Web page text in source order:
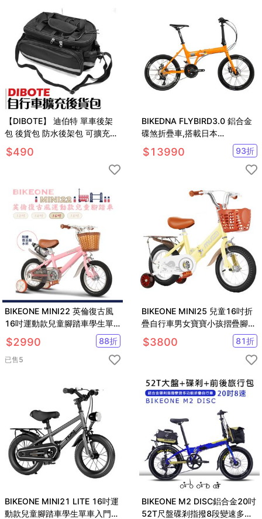
【DIBOTE】 迪伯特 單車後架
包 後貨包 防水後架包 可擴充後
貨包
$490
BIKEDNA FLYBIRD3.0 鋁合金
碟煞折疊車,搭載日本
SHIMAN27速SORA套件
$13990 93折
BIKEONE MINI22 英倫復古風
16吋運動款兒童腳踏車學生單
車入門款男童女童幼兒輔助輪三
輪車
$2990 88折
已售5
BIKEONE MINI25 兒童16吋折
疊自行車男女寶寶小孩摺疊腳踏
單車後貨架版
$3800 81折
BIKEONE MINI21 LITE 16吋運
動款兒童腳踏車學生單車入門款
BIKEONE M2 DISC鋁合金20吋
52T尺盤碟剎指撥8段變速多功